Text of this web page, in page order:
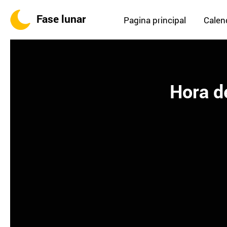
Fase lunar Pagina principal
Hora